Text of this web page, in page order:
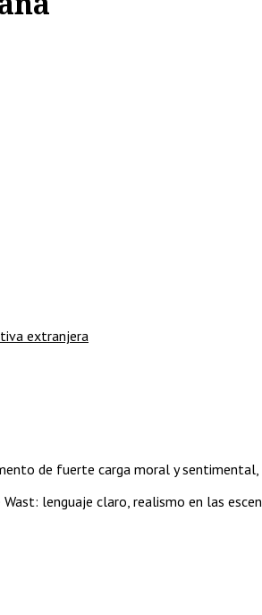
extranjera
de fuerte carga moral y
lenguaje claro, realismo en las